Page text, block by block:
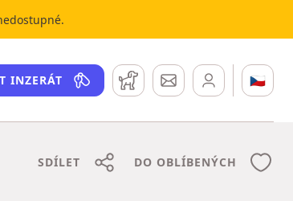
INZERÁT Hlídací pesZprávy 🇨🇿
SDÍLET DO OBLÍBENÝCH